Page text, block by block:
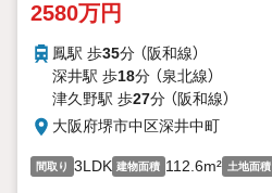
2580万円
鳳駅 歩35分 （阪和線）
深井駅 歩18分 （泉北線）
津久野駅 歩27分 （阪和線）
大阪府堺市中区深井中町
間取り 3LDK 建物面積 112.6m² 土地面積